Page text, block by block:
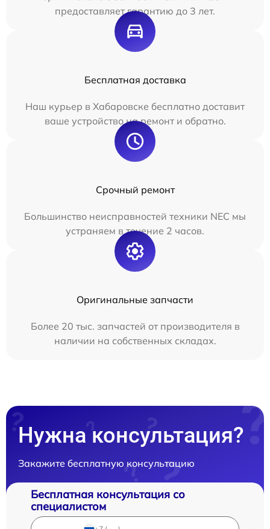
предоставляет гарантию до 3 лет.
Бесплатная доставка
Наш курьер в Хабаровске бесплатно доставит
ваше устройство на ремонт и обратно.
Срочный ремонт
Большинство неисправностей техники NEC мы
устраняем в течение 2 часов.
Оригинальные запчасти
Более 20 тыс. запчастей от производителя в
наличии на собственных складах.
Нужна консультация?
Закажите бесплатную консультацию
Бесплатная консультация со
специалистом